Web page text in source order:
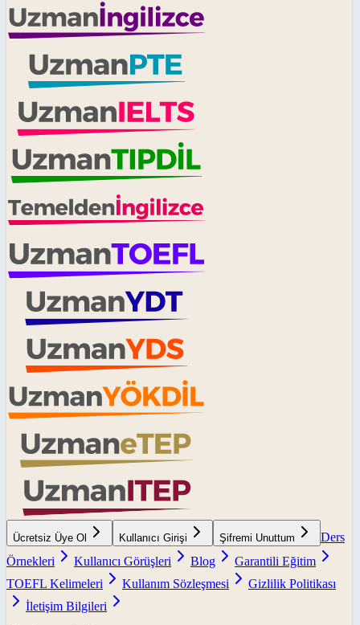
Ücretsiz Üye Ol Kullanıcı Girişi Şifremi Unuttum
Ders
Örnekleri
Kullanıcı Görüşleri Blog
Garantili Eğitim
TOEFL Kelimeleri
Kullanım Sözleşmesi
Gizlilik Politikası
İletişim Bilgileri